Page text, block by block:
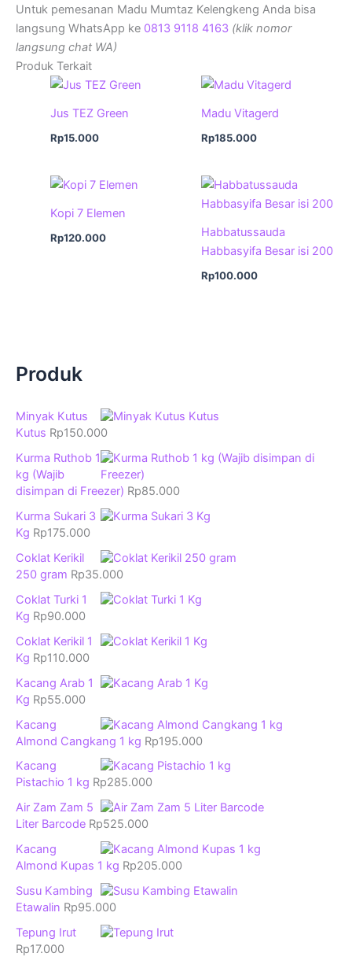
Untuk pemesanan Madu Mumtaz Kelengkeng Anda bisa
langsung WhatsApp ke 0813 9118 4163 (klik nomor
langsung chat WA)
Produk Terkait
Jus TEZ Green
Rp15.000
Madu Vitagerd
Rp185.000
Kopi 7 Elemen
Rp120.000
Habbatussauda
Habbasyifa Besar isi 200
Rp100.000
Produk
Minyak Kutus
Kutus Rp150.000
Kurma Ruthob 1
kg (Wajib
disimpan di Freezer) Rp85.000
Kurma Sukari 3
Kg Rp175.000
Coklat Kerikil
250 gram Rp35.000
Coklat Turki 1
Kg Rp90.000
Coklat Kerikil 1
Kg Rp110.000
Kacang Arab 1
Kg Rp55.000
Kacang
Almond Cangkang 1 kg Rp195.000
Kacang
Pistachio 1 kg Rp285.000
Air Zam Zam 5
Liter Barcode Rp525.000
Kacang
Almond Kupas 1 kg Rp205.000
Susu Kambing
Etawalin Rp95.000
Tepung Irut
Rp17.000